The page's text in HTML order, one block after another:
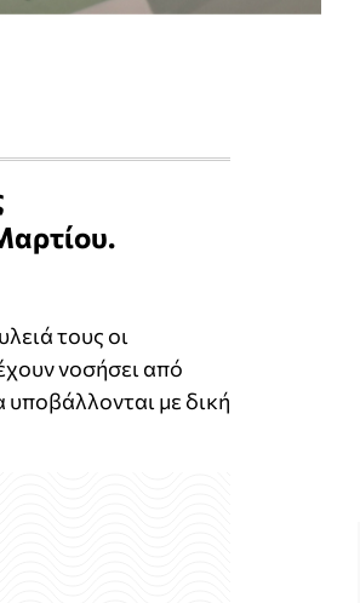
τους οι
νοσήσει από
υποβάλλονται με δική